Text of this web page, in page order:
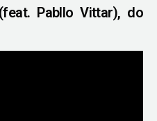
Pabllo Vittar), do